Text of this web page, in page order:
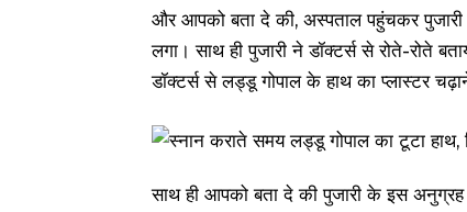
और आपको बता दे की, अस्पताल पहुंचकर पुजारी
लगा। साथ ही पुजारी ने डॉक्‍टर्स से रोते-रोते
डॉक्टर्स से लड्डू गोपाल के हाथ का प्लास्टर
साथ ही आपको बता दे की पुजारी के इस